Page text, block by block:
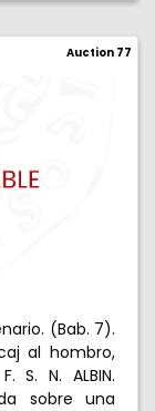
Auction 77
(Bab. 7).
al hombro,
S. N. ALBIN.
sobre una